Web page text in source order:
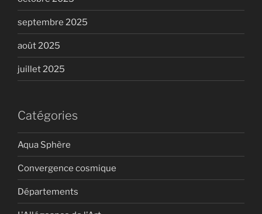
septembre 2025
août 2025
juillet 2025
Catégories
Aqua Sphère
Convergence cosmique
Départements